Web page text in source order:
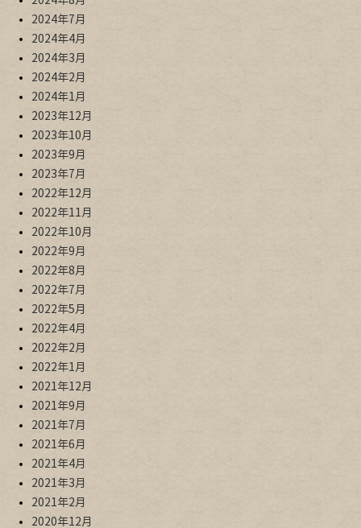
2024年7月
2024年4月
2024年3月
2024年2月
2024年1月
2023年12月
2023年10月
2023年9月
2023年7月
2022年12月
2022年11月
2022年10月
2022年9月
2022年8月
2022年7月
2022年5月
2022年4月
2022年2月
2022年1月
2021年12月
2021年9月
2021年7月
2021年6月
2021年4月
2021年3月
2021年2月
2020年12月